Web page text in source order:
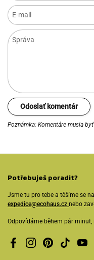
E-mail
Správa
Odoslať komentár
Poznámka: Komentáre musia
Potřebuješ poradit?
Jsme tu pro tebe a těšíme se
expedice@ecohaus.cz nebo
Odpovídáme během pár
FacebookInstagramPinterestTikTok